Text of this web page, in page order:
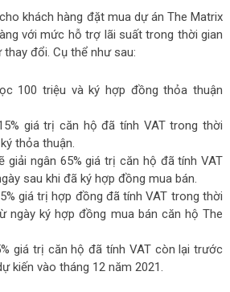
khách hàng đặt mua dự án The Matrix
với mức hỗ trợ lãi suất trong thời gian
đổi. Cụ thể như sau:
100 triệu và ký hợp đồng thỏa thuận
giá trị căn hộ đã tính VAT trong thời
thỏa thuận.
giải ngân 65% giá trị căn hộ đã tính VAT
sau khi đã ký hợp đồng mua bán.
giá trị hợp đồng đã tính VAT trong thời
ngày ký hợp đồng mua bán căn hộ The
giá trị căn hộ đã tính VAT còn lại trước
kiến vào tháng 12 năm 2021.